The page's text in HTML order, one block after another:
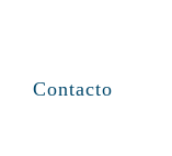
Contacto